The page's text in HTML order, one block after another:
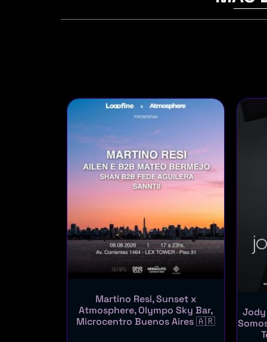
Martino Resi, Sunset x
Atmosphere, Olympo Sky Bar,
Microcentro Buenos Aires 🇦🇷
Jody